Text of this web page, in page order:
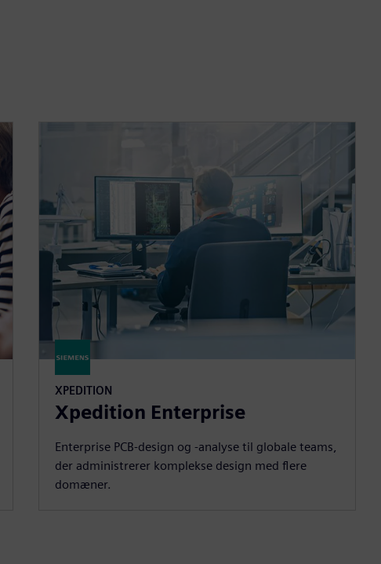
XPEDITION
Xpedition Enterprise
Enterprise PCB-design og -analyse til globale teams,
der administrerer komplekse design med flere
domæner.